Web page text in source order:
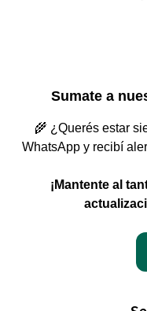
Sumate a
🌾 ¿Querés estar
WhatsApp y recibí
¡Mantente al